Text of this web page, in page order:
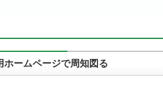
ームページで周知図る